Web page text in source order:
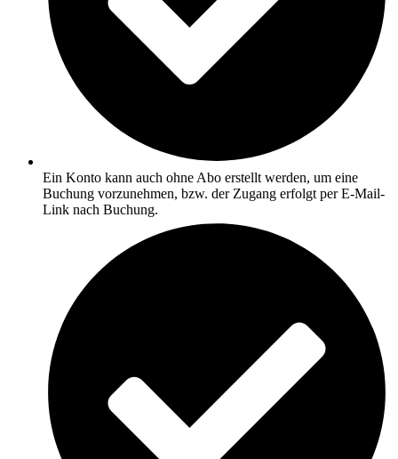
Ein Konto kann auch ohne Abo erstellt werden, um eine
Buchung vorzunehmen, bzw. der Zugang erfolgt per E-Mail-
Link nach Buchung.